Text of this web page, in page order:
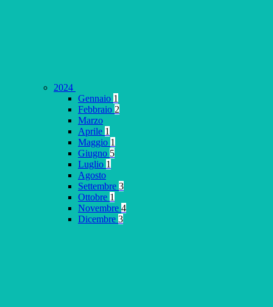
2024
Gennaio 1
Febbraio 2
Marzo
Aprile 1
Maggio 1
Giugno 5
Luglio 1
Agosto
Settembre 3
Ottobre 1
Novembre 4
Dicembre 3